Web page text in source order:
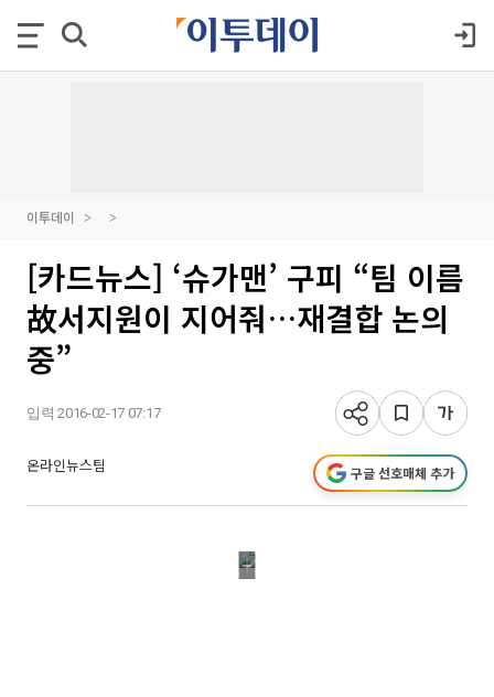
이투데이
[카드뉴스] ‘슈가맨’ 구피 “팀 이름
故서지원이 지어줘…재결합 논의
중”
입력 2016-02-17 07:17
온라인뉴스팀 구글 선호매체 추가